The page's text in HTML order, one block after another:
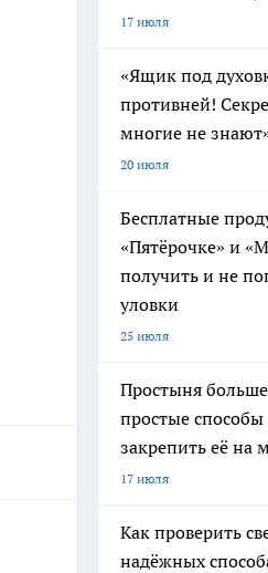
17 июля
«Ящик под
противней!
многие не
20 июля
Бесплатные
«Пятёрочке» и
получить и не
уловки
25 июля
Простыня
простые
закрепить её на
17 июля
Как проверить
надёжных